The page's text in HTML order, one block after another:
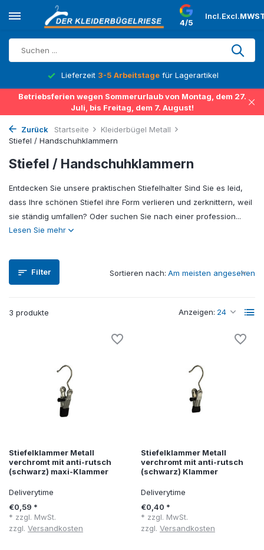
4/5
Incl.Excl.
Lieferzeit 3-5 Arbeitstage für Lagerartikel
Betriebsferien wegen Sommerurlaub von Montag, dem 27.
Juli, bis Freitag, dem 7. August!
Zurück Startseite
Kleiderbügel Metall
Stiefel / Handschuhklammern
Stiefel / Handschuhklammern
Entdecken Sie unsere praktischen Stiefelhalter Sind Sie es leid,
dass Ihre schönen Stiefel ihre Form verlieren und zerknittern, weil
sie ständig umfallen? Oder suchen Sie nach einer profession...
Lesen Sie mehr
Filter
3 produkte Anzeigen:
Sortieren nach:
Stiefelklammer Metall
verchromt mit anti-rutsch
(schwarz) maxi-Klammer
Deliverytime
€0,59 *
* zzgl. MwSt.
zzgl. Versandkosten
Stiefelklammer Metall
verchromt mit anti-rutsch
(schwarz) Klammer
Deliverytime
€0,40 *
* zzgl. MwSt.
zzgl. Versandkosten